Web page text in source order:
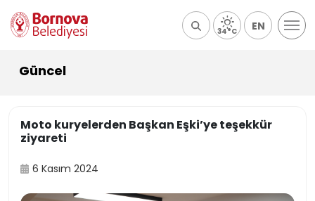
34°C EN
Güncel
Moto kuryelerden Başkan Eşki’ye teşekkür
ziyareti
6 Kasım 2024